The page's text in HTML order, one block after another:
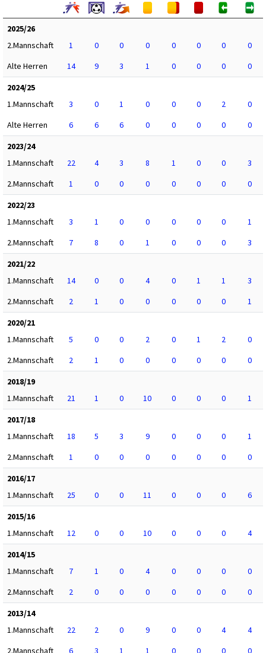
2025/26
2.Mannschaft
1 0 0 0 0 0 0
0
Alte Herren
14 9 3 1 0 0 0
0
2024/25
1.Mannschaft
3 0 1 0 0 0 2
0
Alte Herren
6 6 6 0 0 0 0
0
2023/24
1.Mannschaft
22 4 3 8 1 0 0
3
2.Mannschaft
1 0 0 0 0 0 0
0
2022/23
1.Mannschaft
3 1 0 0 0 0 0
1
2.Mannschaft
7 8 0 1 0 0 0
3
2021/22
1.Mannschaft
14 0 0 4 0 1 1
3
2.Mannschaft
2 1 0 0 0 0 0
1
2020/21
1.Mannschaft
5 0 0 2 0 1 2
0
2.Mannschaft
2 1 0 0 0 0 0
0
2018/19
1.Mannschaft
21 1 0 10 0 0 0
1
2017/18
1.Mannschaft
18 5 3 9 0 0 0
1
2.Mannschaft
1 0 0 0 0 0 0
0
2016/17
1.Mannschaft
25 0 0 11 0 0 0
6
2015/16
1.Mannschaft
12 0 0 10 0 0 0
4
2014/15
1.Mannschaft
7 1 0 4 0 0 0
0
2.Mannschaft
2 0 0 0 0 0 0
0
2013/14
1.Mannschaft
22 2 0 9 0 0 4
4
2.Mannschaft
6 3 1 1 0 0 0
0